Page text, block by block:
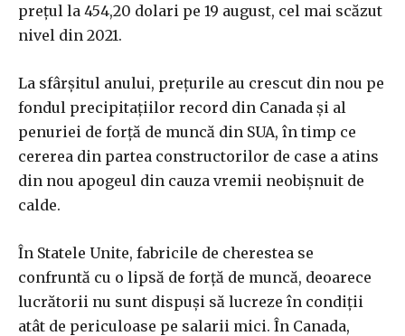
prețul la 454,20 dolari pe 19 august, cel mai scăzut
nivel din 2021.
La sfârșitul anului, prețurile au crescut din nou pe
fondul precipitațiilor record din Canada și al
penuriei de forță de muncă din SUA, în timp ce
cererea din partea constructorilor de case a atins
din nou apogeul din cauza vremii neobișnuit de
calde.
În Statele Unite, fabricile de cherestea se
confruntă cu o lipsă de forță de muncă, deoarece
lucrătorii nu sunt dispuși să lucreze în condiții
atât de periculoase pe salarii mici. În Canada,